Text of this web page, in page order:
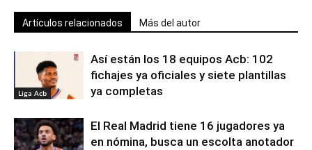
Artículos relacionados Más del autor
Liga Acb
Así están los 18 equipos Acb: 102
fichajes ya oficiales y siete plantillas
ya completas
El Real Madrid tiene 16 jugadores ya
en nómina, busca un escolta anotador